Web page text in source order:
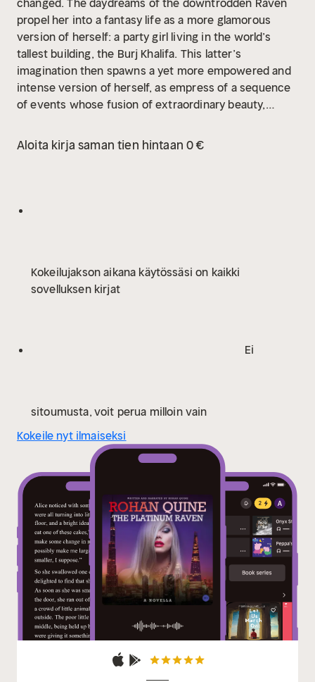
changed. The daydreams of the downtrodden Raven
propel her into a fantasy life as a more glamorous
version of herself: a party girl living in the world’s
tallest building, the Burj Khalifa. This latter’s
imagination then spawns a yet more empowered and
intense version of herself, as empress of a sequence
of events whose fusion of extraordinary beauty,
Distinguished Favorite in the NYC Big Book Award
Aloita kirja saman tien hintaan 0 €
Kokeilujakson aikana käytössäsi on kaikki
sovelluksen kirjat
Ei
sitoumusta, voit perua milloin vain
Kokeile nyt ilmaiseksi